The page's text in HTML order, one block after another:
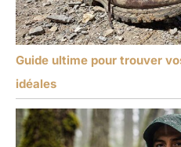
Guide ultime pour trouver
idéales